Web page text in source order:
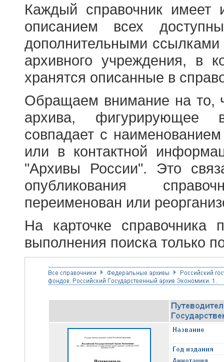
Каждый справочник имеет
описанием всех
дополнительными
архивного учреждения, в
хранятся описанные в
Обращаем внимание на то,
архива, фигурирующее
совпадает с
или в контактной
"Архивы России". Это
опубликования
переименован или
На карточке справочника
выполнения поиска только